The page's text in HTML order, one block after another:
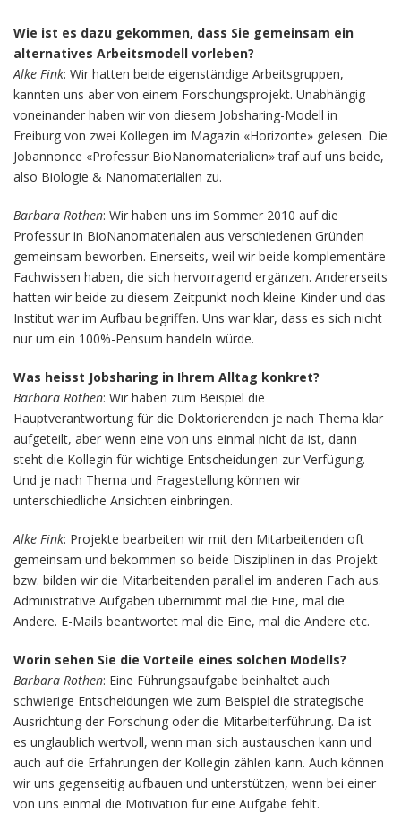
Wie ist es dazu gekommen, dass Sie gemeinsam ein
alternatives Arbeitsmodell vorleben?
Alke Fink: Wir hatten beide eigenständige Arbeitsgruppen,
kannten uns aber von einem Forschungsprojekt. Unabhängig
voneinander haben wir von diesem Jobsharing-Modell in
Freiburg von zwei Kollegen im Magazin «Horizonte» gelesen. Die
Jobannonce «Professur BioNanomaterialien» traf auf uns beide,
also Biologie & Nanomaterialien zu.
Barbara Rothen: Wir haben uns im Sommer 2010 auf die
Professur in BioNanomaterialen aus verschiedenen Gründen
gemeinsam beworben. Einerseits, weil wir beide komplementäre
Fachwissen haben, die sich hervorragend ergänzen. Andererseits
hatten wir beide zu diesem Zeitpunkt noch kleine Kinder und das
Institut war im Aufbau begriffen. Uns war klar, dass es sich nicht
nur um ein 100%-Pensum handeln würde.
Was heisst Jobsharing in Ihrem Alltag konkret?
Barbara Rothen: Wir haben zum Beispiel die
Hauptverantwortung für die Doktorierenden je nach Thema klar
aufgeteilt, aber wenn eine von uns einmal nicht da ist, dann
steht die Kollegin für wichtige Entscheidungen zur Verfügung.
Und je nach Thema und Fragestellung können wir
unterschiedliche Ansichten einbringen.
Alke Fink: Projekte bearbeiten wir mit den Mitarbeitenden oft
gemeinsam und bekommen so beide Disziplinen in das Projekt
bzw. bilden wir die Mitarbeitenden parallel im anderen Fach aus.
Administrative Aufgaben übernimmt mal die Eine, mal die
Andere. E-Mails beantwortet mal die Eine, mal die Andere etc.
Worin sehen Sie die Vorteile eines solchen Modells?
Barbara Rothen: Eine Führungsaufgabe beinhaltet auch
schwierige Entscheidungen wie zum Beispiel die strategische
Ausrichtung der Forschung oder die Mitarbeiterführung. Da ist
es unglaublich wertvoll, wenn man sich austauschen kann und
auch auf die Erfahrungen der Kollegin zählen kann. Auch können
wir uns gegenseitig aufbauen und unterstützen, wenn bei einer
von uns einmal die Motivation für eine Aufgabe fehlt.